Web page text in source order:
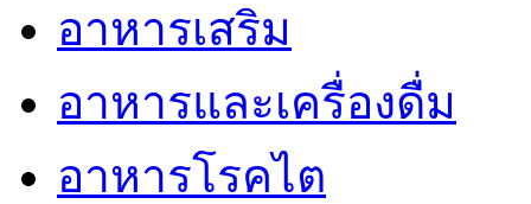
อาหารเสริม
อาหารและเครื่องดื่ม
อาหารโรคไต